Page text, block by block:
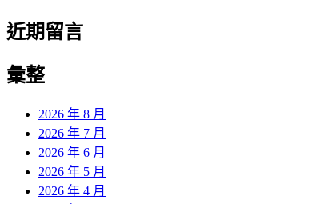
近期留言
彙整
2026 年 8 月
2026 年 7 月
2026 年 6 月
2026 年 5 月
2026 年 4 月